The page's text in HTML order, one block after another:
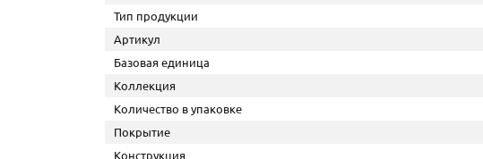
Тип продукции
Артикул
Базовая единица
Коллекция
Количество в упаковке
Покрытие
Конструкция